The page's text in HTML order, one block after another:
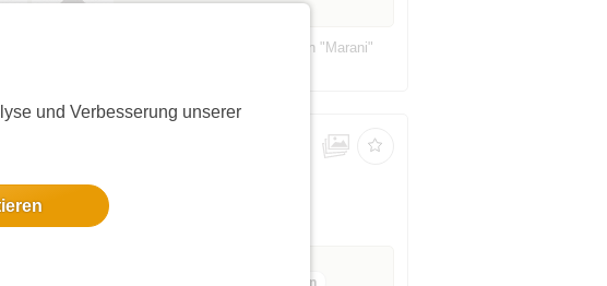
und Verbesserung unserer
Uhr, am reservierten Tisch auf den Namen "Marani"
9 Anmeldungen